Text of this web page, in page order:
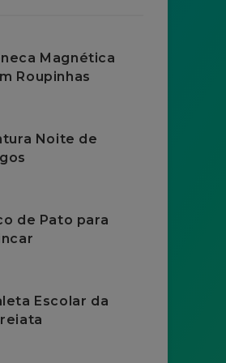
Magnética
Roupinhas
Noite de
de Pato para
Escolar da